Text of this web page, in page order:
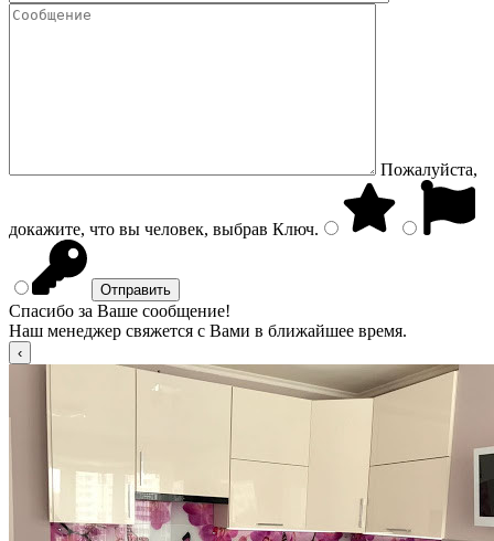
Пожалуйста,
докажите, что вы человек, выбрав Ключ.
Спасибо за Ваше сообщение!
Наш менеджер свяжется с Вами в ближайшее время.